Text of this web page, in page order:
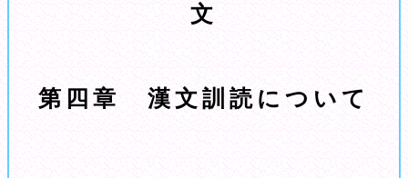
文
第四章 漢文訓読について